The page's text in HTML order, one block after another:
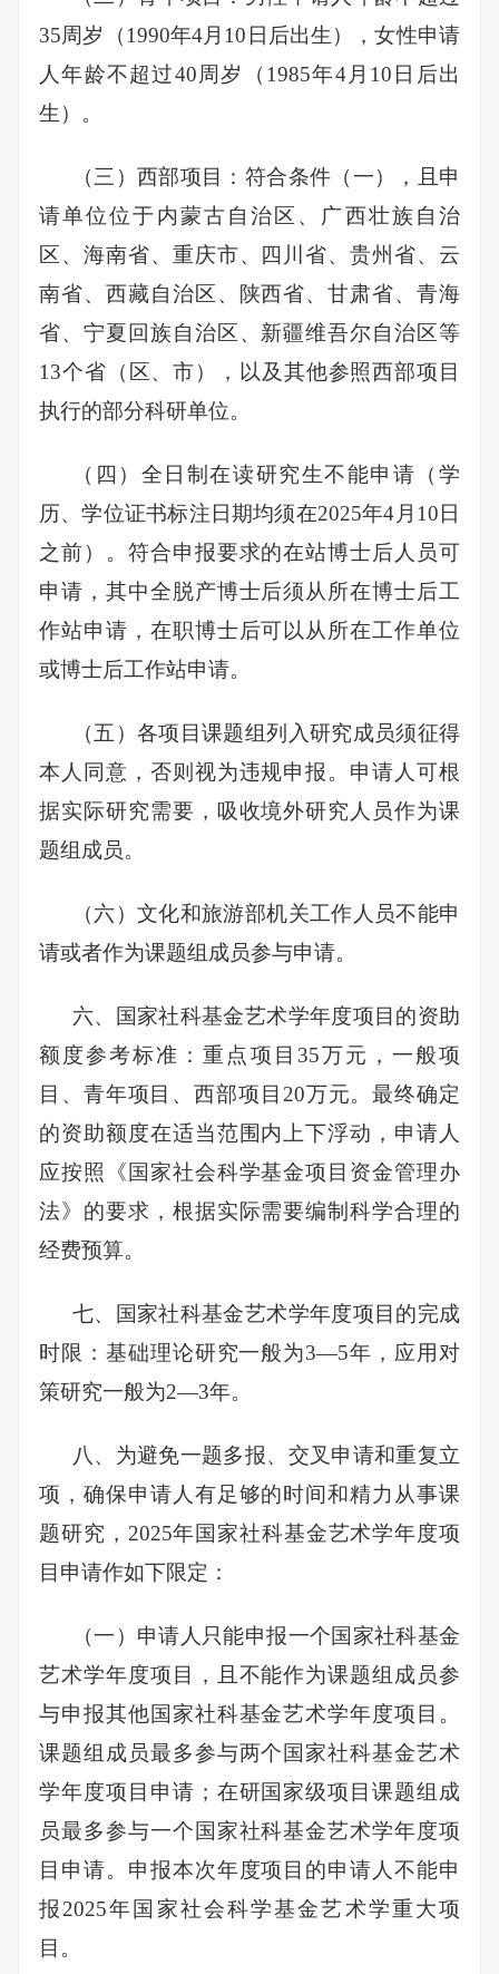
35周岁（1990年4月10日后出生），女性申请
人年龄不超过40周岁（1985年4月10日后出
生）。
（三）西部项目：符合条件（一），且申
请单位位于内蒙古自治区、广西壮族自治
区、海南省、重庆市、四川省、贵州省、云
南省、西藏自治区、陕西省、甘肃省、青海
省、宁夏回族自治区、新疆维吾尔自治区等
13个省（区、市），以及其他参照西部项目
执行的部分科研单位。
（四）全日制在读研究生不能申请（学
历、学位证书标注日期均须在2025年4月10日
之前）。符合申报要求的在站博士后人员可
申请，其中全脱产博士后须从所在博士后工
作站申请，在职博士后可以从所在工作单位
或博士后工作站申请。
（五）各项目课题组列入研究成员须征得
本人同意，否则视为违规申报。申请人可根
据实际研究需要，吸收境外研究人员作为课
题组成员。
（六）文化和旅游部机关工作人员不能申
请或者作为课题组成员参与申请。
六、国家社科基金艺术学年度项目的资助
额度参考标准：重点项目35万元，一般项
目、青年项目、西部项目20万元。最终确定
的资助额度在适当范围内上下浮动，申请人
应按照《国家社会科学基金项目资金管理办
法》的要求，根据实际需要编制科学合理的
经费预算。
七、国家社科基金艺术学年度项目的完成
时限：基础理论研究一般为3—5年，应用对
策研究一般为2—3年。
八、为避免一题多报、交叉申请和重复立
项，确保申请人有足够的时间和精力从事课
题研究，2025年国家社科基金艺术学年度项
目申请作如下限定：
（一）申请人只能申报一个国家社科基金
艺术学年度项目，且不能作为课题组成员参
与申报其他国家社科基金艺术学年度项目。
课题组成员最多参与两个国家社科基金艺术
学年度项目申请；在研国家级项目课题组成
员最多参与一个国家社科基金艺术学年度项
目申请。申报本次年度项目的申请人不能申
报2025年国家社会科学基金艺术学重大项
目。